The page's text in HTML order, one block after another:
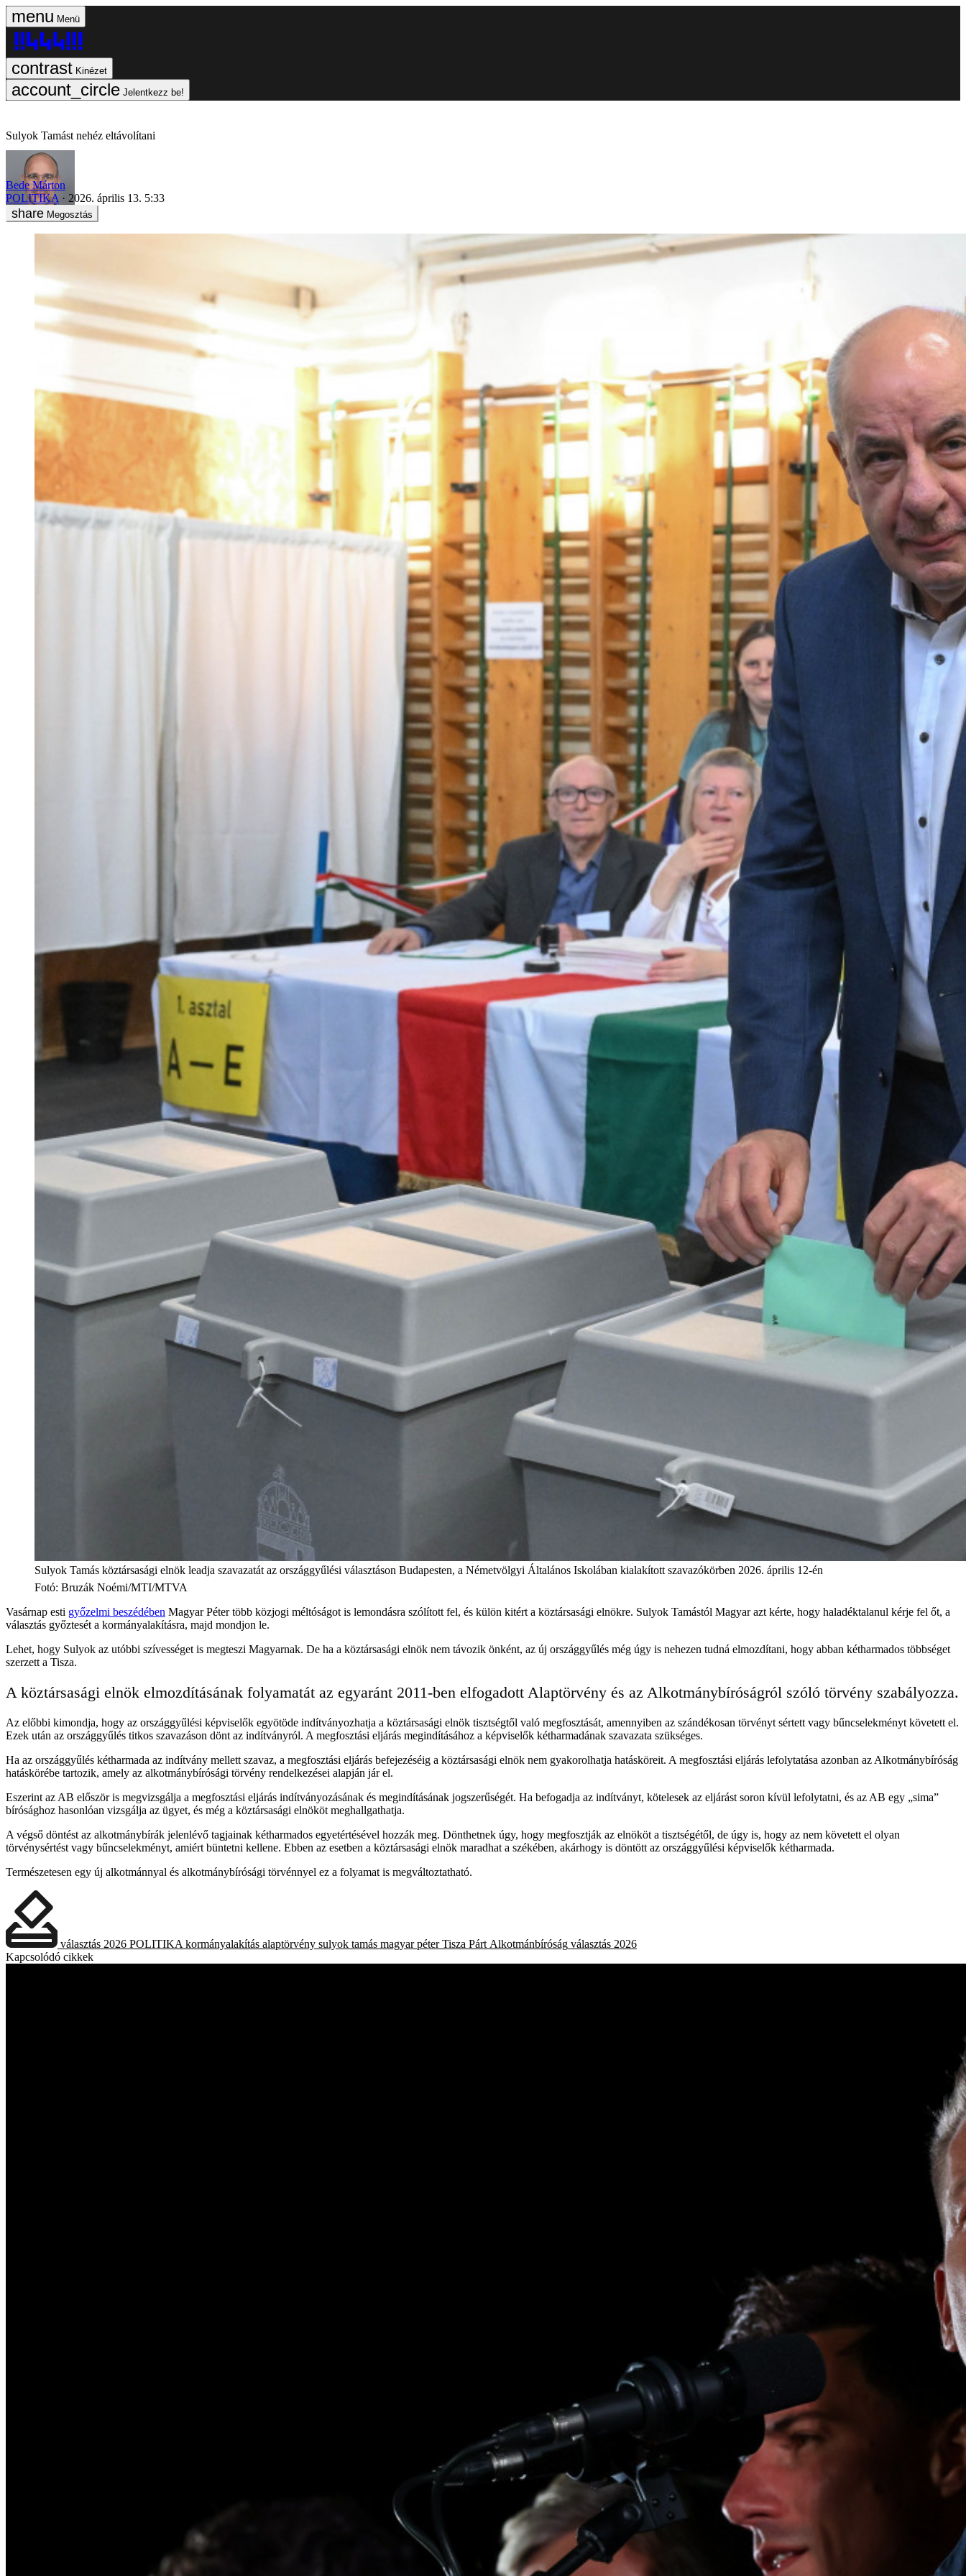
Menü
Kinézet
Jelentkezz be!
Sulyok Tamást nehéz eltávolítani
Bede Márton
POLITIKA
2026. április 13. 5:33
Megosztás
Sulyok Tamás köztársasági elnök leadja szavazatát az országgyűlési választáson Budapesten, a Németvölgyi Általános Iskolában kialakított szavazókörben 2026. április 12-én
Fotó: Bruzák Noémi/MTI/MTVA
Vasárnap esti győzelmi beszédében Magyar Péter több közjogi méltóságot is lemondásra szólított fel, és külön kitért a köztársasági elnökre. Sulyok Tamástól Magyar azt kérte, hogy haladéktalanul kérje fel őt, a
választás győztesét a kormányalakításra, majd mondjon le.
Lehet, hogy Sulyok az utóbbi szívességet is megteszi Magyarnak. De ha a köztársasági elnök nem távozik önként, az új országgyűlés még úgy is nehezen tudná elmozdítani, hogy abban kétharmados többséget
szerzett a Tisza.
A köztársasági elnök elmozdításának folyamatát az egyaránt 2011-ben elfogadott Alaptörvény és az Alkotmánybíróságról szóló törvény szabályozza.
Az előbbi kimondja, hogy az országgyűlési képviselők egyötöde indítványozhatja a köztársasági elnök tisztségtől való megfosztását, amennyiben az szándékosan törvényt sértett vagy bűncselekményt követett el.
Ezek után az országgyűlés titkos szavazáson dönt az indítványról. A megfosztási eljárás megindításához a képviselők kétharmadának szavazata szükséges.
Ha az országgyűlés kétharmada az indítvány mellett szavaz, a megfosztási eljárás befejezéséig a köztársasági elnök nem gyakorolhatja hatásköreit. A megfosztási eljárás lefolytatása azonban az Alkotmánybíróság
hatáskörébe tartozik, amely az alkotmánybírósági törvény rendelkezései alapján jár el.
Eszerint az AB először is megvizsgálja a megfosztási eljárás indítványozásának és megindításának jogszerűségét. Ha befogadja az indítványt, kötelesek az eljárást soron kívül lefolytatni, és az AB egy „sima”
bírósághoz hasonlóan vizsgálja az ügyet, és még a köztársasági elnököt meghallgathatja.
A végső döntést az alkotmánybírák jelenlévő tagjainak kétharmados egyetértésével hozzák meg. Dönthetnek úgy, hogy megfosztják az elnököt a tisztségétől, de úgy is, hogy az nem követett el olyan
törvénysértést vagy bűncselekményt, amiért büntetni kellene. Ebben az esetben a köztársasági elnök maradhat a székében, akárhogy is döntött az országgyűlési képviselők kétharmada.
Természetesen egy új alkotmánnyal és alkotmánybírósági törvénnyel ez a folyamat is megváltoztatható.
választás 2026 POLITIKA kormányalakítás alaptörvény sulyok tamás magyar péter Tisza Párt Alkotmánbíróság választás 2026
Kapcsolódó cikkek